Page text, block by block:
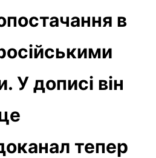
в
У дописі він
тепер